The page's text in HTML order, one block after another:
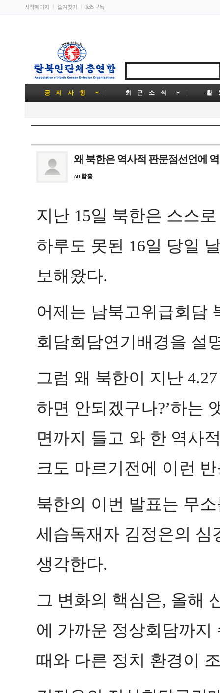
시작페이지 즐겨찾기 RSS 구독
공 지 사 항 최 근 소 식 활
왜 북한은 역사적 판문점선언에
AD 함흥
지난 15일 북한은 스스
하루도 못된 16일 당일
보해왔다.
어제는 남북고위급회담
회담회담연기배경을 설
그럼 왜 북한이 지난
하면 안되겠구나?’하는
면까지 들고 와 한 역사
크도 마르기전에 이런
북한의 이번 발표는 무
세습독재자 김정은의 심
생각한다.
그 변화의 핵심은, 올해
에 가까운 정상회담까
때와 다른 정치 환경이